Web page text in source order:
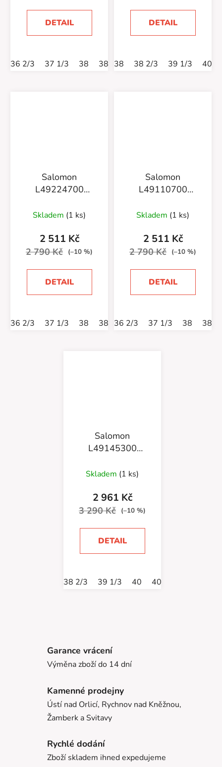
DETAIL
36 2/3 37 1/3 38 38 2/3 39 1/3 40 40 2/3
DETAIL
38 38 2/3 39 1/3 40
Salomon
L49224700
Skladem (1 ks)
2 511 Kč
2 790 Kč (–10 %)
DETAIL
36 2/3 37 1/3 38 38 2/3 39 1/3 40 40 2/3
Salomon
L49110700
Skladem (1 ks)
2 511 Kč
2 790 Kč (–10 %)
DETAIL
36 2/3 37 1/3 38 38
Salomon
L49145300
Vanila/Tapioca/Shadow
Skladem (1 ks)
2 961 Kč
3 290 Kč (–10 %)
DETAIL
38 2/3 39 1/3 40 40 2/3
Garance vrácení
Výměna zboží do 14 dní
Kamenné prodejny
Ústí nad Orlicí, Rychnov nad Kněžnou,
Žamberk a Svitavy
Rychlé dodání
Zboží skladem ihned expedujeme